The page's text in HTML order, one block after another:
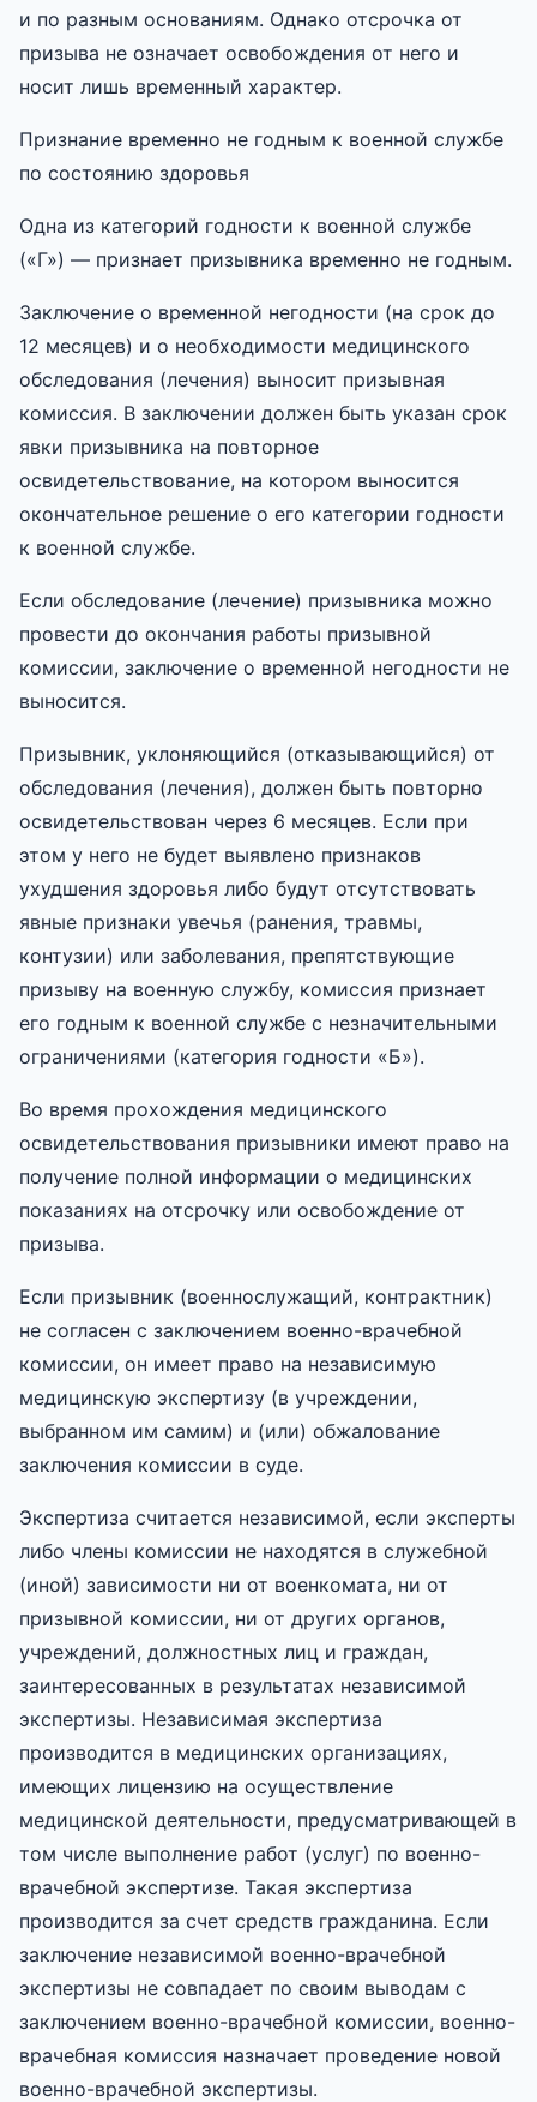
и по разным основаниям. Однако отсрочка от
призыва не означает освобождения от него и
носит лишь временный характер.
Признание временно не годным к военной службе
по состоянию здоровья
Одна из категорий годности к военной службе
(«Г») — признает призывника временно не годным.
Заключение о временной негодности (на срок до
12 месяцев) и о необходимости медицинского
обследования (лечения) выносит призывная
комиссия. В заключении должен быть указан срок
явки призывника на повторное
освидетельствование, на котором выносится
окончательное решение о его категории годности
к военной службе.
Если обследование (лечение) призывника можно
провести до окончания работы призывной
комиссии, заключение о временной негодности не
выносится.
Призывник, уклоняющийся (отказывающийся) от
обследования (лечения), должен быть повторно
освидетельствован через 6 месяцев. Если при
этом у него не будет выявлено признаков
ухудшения здоровья либо будут отсутствовать
явные признаки увечья (ранения, травмы,
контузии) или заболевания, препятствующие
призыву на военную службу, комиссия признает
его годным к военной службе с незначительными
ограничениями (категория годности «Б»).
Во время прохождения медицинского
освидетельствования призывники имеют право на
получение полной информации о медицинских
показаниях на отсрочку или освобождение от
призыва.
Если призывник (военнослужащий, контрактник)
не согласен с заключением военно-врачебной
комиссии, он имеет право на независимую
медицинскую экспертизу (в учреждении,
выбранном им самим) и (или) обжалование
заключения комиссии в суде.
Экспертиза считается независимой, если эксперты
либо члены комиссии не находятся в служебной
(иной) зависимости ни от военкомата, ни от
призывной комиссии, ни от других органов,
учреждений, должностных лиц и граждан,
заинтересованных в результатах независимой
экспертизы. Независимая экспертиза
производится в медицинских организациях,
имеющих лицензию на осуществление
медицинской деятельности, предусматривающей в
том числе выполнение работ (услуг) по военно-
врачебной экспертизе. Такая экспертиза
производится за счет средств гражданина. Если
заключение независимой военно-врачебной
экспертизы не совпадает по своим выводам с
заключением военно-врачебной комиссии, военно-
врачебная комиссия назначает проведение новой
военно-врачебной экспертизы.